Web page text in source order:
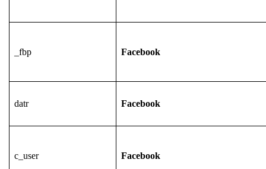
_fbp Facebook
datr Facebook
c_user Facebook